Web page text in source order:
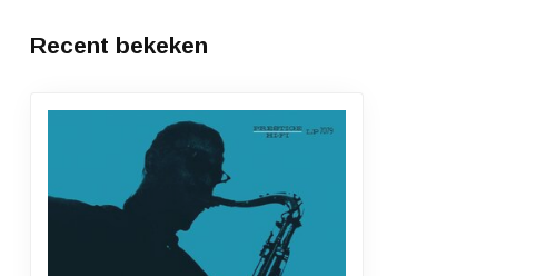
Recent bekeken